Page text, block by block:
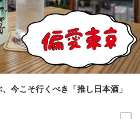
今こそ行くべき「推し日本酒」